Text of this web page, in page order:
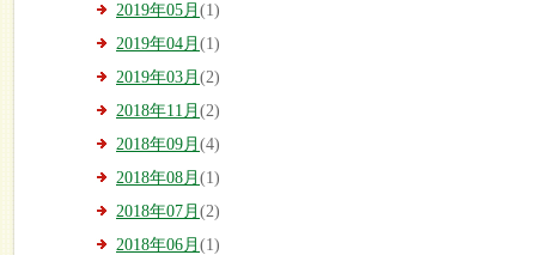
2019年05月 (1)
2019年04月 (1)
2019年03月 (2)
2018年11月 (2)
2018年09月 (4)
2018年08月 (1)
2018年07月 (2)
2018年06月 (1)